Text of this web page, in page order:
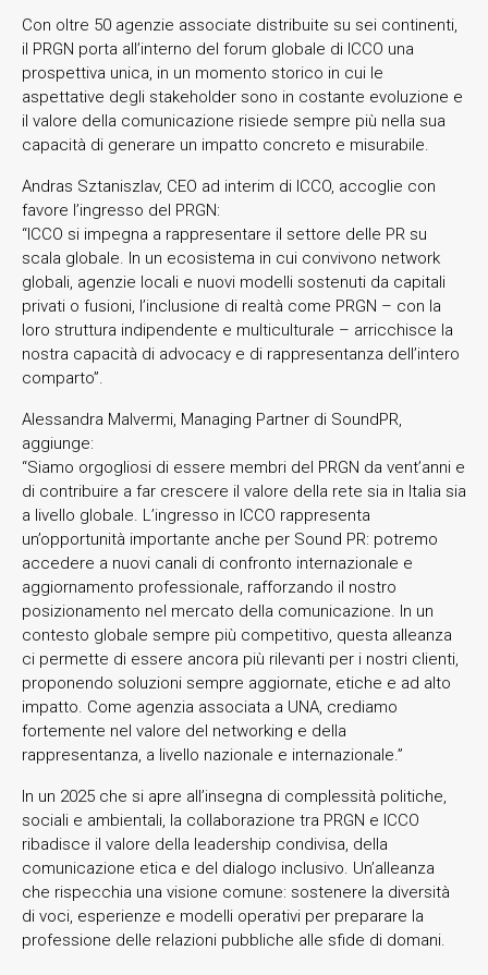
Con oltre 50 agenzie associate distribuite su sei continenti,
il PRGN porta all’interno del forum globale di ICCO una
prospettiva unica, in un momento storico in cui le
aspettative degli stakeholder sono in costante evoluzione e
il valore della comunicazione risiede sempre più nella sua
capacità di generare un impatto concreto e misurabile.
Andras Sztaniszlav, CEO ad interim di ICCO, accoglie con
favore l’ingresso del PRGN:
“ICCO si impegna a rappresentare il settore delle PR su
scala globale. In un ecosistema in cui convivono network
globali, agenzie locali e nuovi modelli sostenuti da capitali
privati o fusioni, l’inclusione di realtà come PRGN – con la
loro struttura indipendente e multiculturale – arricchisce la
nostra capacità di advocacy e di rappresentanza dell’intero
comparto”.
Alessandra Malvermi, Managing Partner di SoundPR,
aggiunge:
“Siamo orgogliosi di essere membri del PRGN da vent’anni e
di contribuire a far crescere il valore della rete sia in Italia sia
a livello globale. L’ingresso in ICCO rappresenta
un’opportunità importante anche per Sound PR: potremo
accedere a nuovi canali di confronto internazionale e
aggiornamento professionale, rafforzando il nostro
posizionamento nel mercato della comunicazione. In un
contesto globale sempre più competitivo, questa alleanza
ci permette di essere ancora più rilevanti per i nostri clienti,
proponendo soluzioni sempre aggiornate, etiche e ad alto
impatto. Come agenzia associata a UNA, crediamo
fortemente nel valore del networking e della
rappresentanza, a livello nazionale e internazionale.”
In un 2025 che si apre all’insegna di complessità politiche,
sociali e ambientali, la collaborazione tra PRGN e ICCO
ribadisce il valore della leadership condivisa, della
comunicazione etica e del dialogo inclusivo. Un’alleanza
che rispecchia una visione comune: sostenere la diversità
di voci, esperienze e modelli operativi per preparare la
professione delle relazioni pubbliche alle sfide di domani.